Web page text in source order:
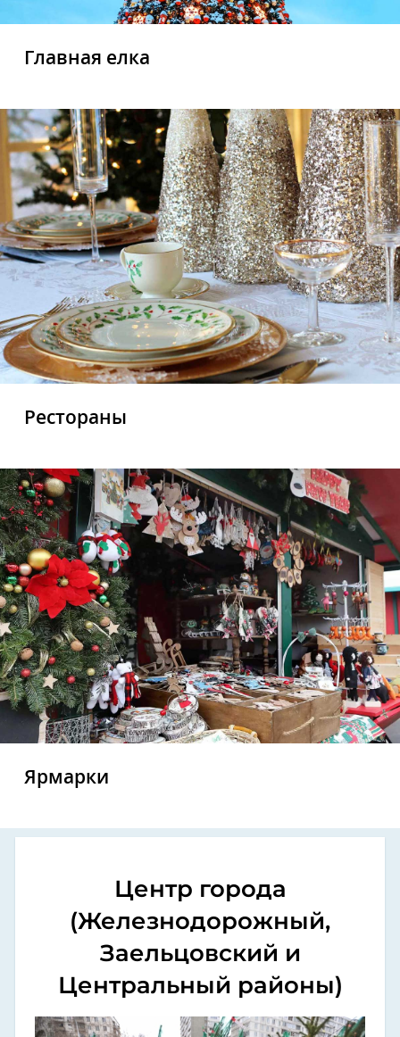
Главная елка
Рестораны
Ярмарки
Центр города
(Железнодорожный,
Заельцовский и
Центральный районы)